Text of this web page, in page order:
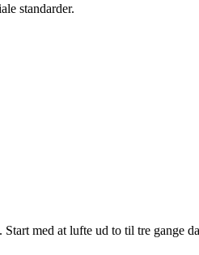
standarder.
med at lufte ud to til tre gange